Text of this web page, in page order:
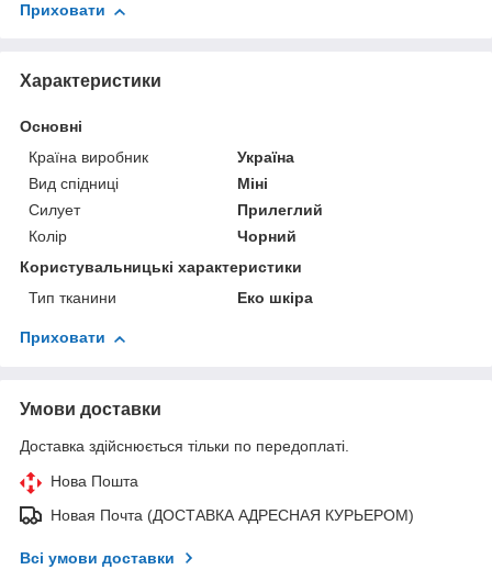
Приховати
Характеристики
Основні
Країна виробник
Україна
Вид спідниці
Міні
Силует
Прилеглий
Колір
Чорний
Користувальницькі характеристики
Тип тканини
Еко шкіра
Приховати
Умови доставки
Доставка здійснюється тільки по передоплаті.
Нова Пошта
Новая Почта (ДОСТАВКА АДРЕСНАЯ КУРЬЕРОМ)
Всі умови доставки